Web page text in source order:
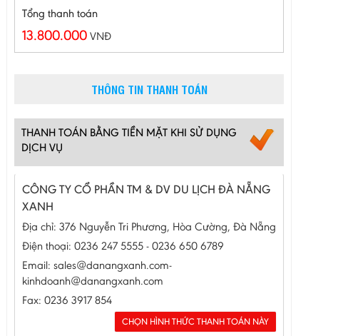
Tổng thanh toán
13.800.000 VNĐ
THÔNG TIN THANH TOÁN
THANH TOÁN BẰNG TIỀN MẶT KHI SỬ DỤNG
DỊCH VỤ
CÔNG TY CỔ PHẦN TM & DV DU LỊCH ĐÀ NẴNG
XANH
Địa chỉ: 376 Nguyễn Tri Phương, Hòa Cường, Đà Nẵng
Điện thoại: 0236 247 5555 - 0236 650 6789
Email: sales@danangxanh.com-
kinhdoanh@danangxanh.com
Fax: 0236 3917 854